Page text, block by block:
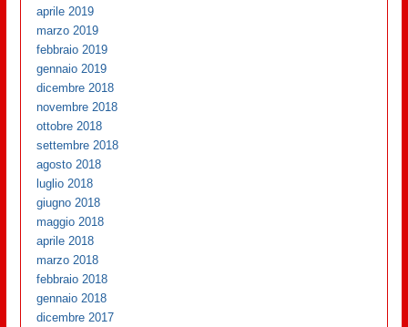
aprile 2019
marzo 2019
febbraio 2019
gennaio 2019
dicembre 2018
novembre 2018
ottobre 2018
settembre 2018
agosto 2018
luglio 2018
giugno 2018
maggio 2018
aprile 2018
marzo 2018
febbraio 2018
gennaio 2018
dicembre 2017